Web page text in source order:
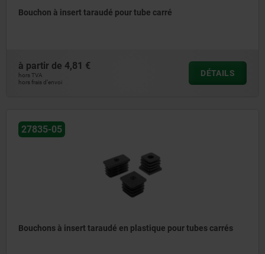
Bouchon à insert taraudé pour tube carré
à partir de 4,81 €
hors TVA
hors frais d’envoi
DÉTAILS
27835-05
Bouchons à insert taraudé en plastique pour tubes carrés